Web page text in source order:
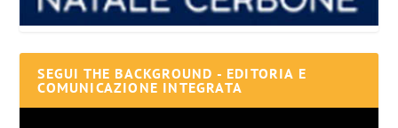
SEGUI THE BACKGROUND - EDITORIA E
COMUNICAZIONE INTEGRATA